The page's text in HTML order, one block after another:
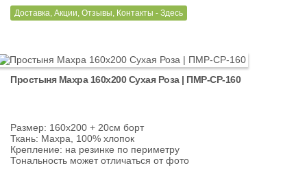
Доставка, Акции, Отзывы, Контакты - Здесь
Простыня Махра 160х200 Сухая Роза | ПМР-СР-160
Размер: 160х200 + 20см борт
Ткань: Махра, 100% хлопок
Крепление: на резинке по периметру
Тональность может отличаться от фото